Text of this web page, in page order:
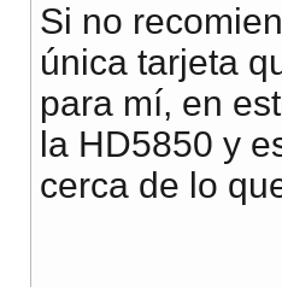
Si no
única tarjeta
para mí, en
la HD5850 y
cerca de lo